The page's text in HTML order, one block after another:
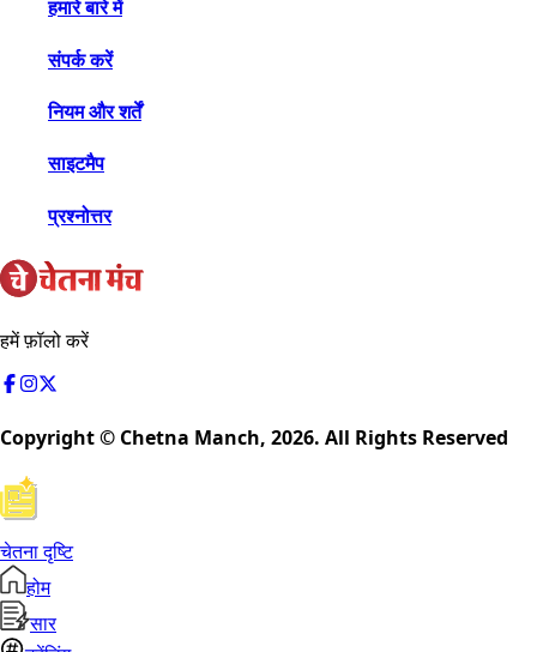
हमारे बारे में
संपर्क करें
नियम और शर्तें
साइटमैप
प्रश्नोत्तर
हमें फ़ॉलो करें
Copyright © Chetna Manch, 2026. All Rights Reserved
चेतना दृष्टि
होम
सार